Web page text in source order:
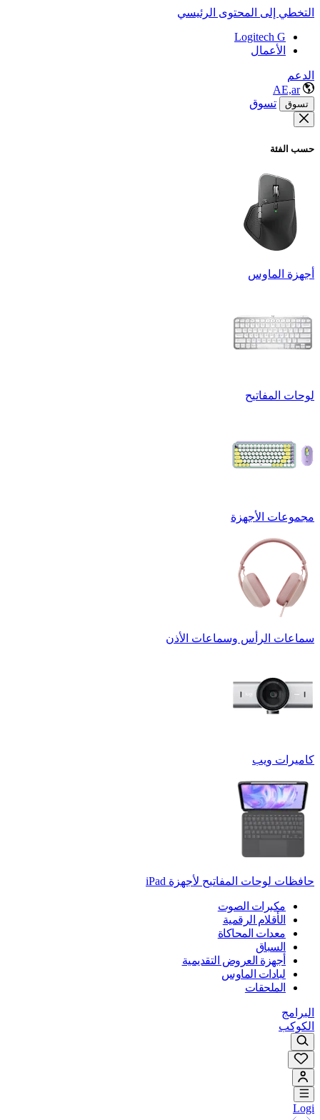
التخطي إلى المحتوى الرئيسي
Logitech G
الأعمال
الدعم
AE,ar
تسوق تسوق
حسب الفئة
أجهزة الماوس
لوحات المفاتيح
مجموعات الأجهزة
سماعات الرأس وسماعات الأذن
كاميرات ويب
حافظات لوحات المفاتيح لأجهزة ‏iPad
مكبرات الصوت
الأقلام الرقمية
معدات المحاكاة
السباق
أجهزة العروض التقديمية
لبادات الماوس
الملحقات
البرامج
الكوكب
Logi